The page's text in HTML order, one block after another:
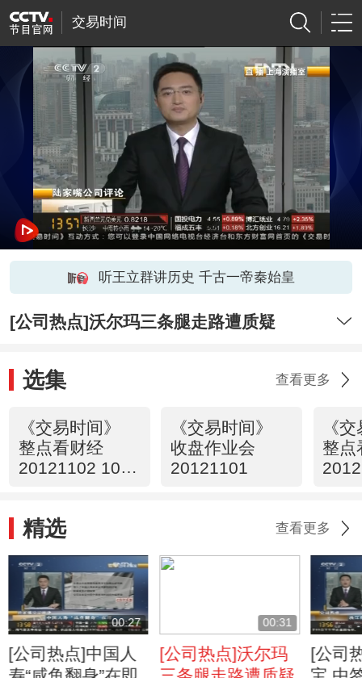
交易时间
听王立群讲历史 千古一帝秦始皇
[公司热点]沃尔玛三条腿走路遭质疑
选集 查看更多
《交易时间》
整点看财经
20121102 10：
《交易时间》
收盘作业会
20121101
《
整点
精选 查看更多
00:27
[公司热点]中国人
00:31
[公司热点]沃尔玛
[公司